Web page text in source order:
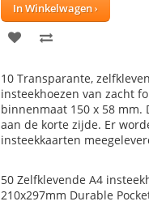
In Winkelwagen
VOEG
AAN
VERLANGLIJST
TE
VERGELIJKEN
10 Transparante,
insteekhoezen van zacht
binnenmaat 150 x 58 mm.
aan de korte zijde. Er
insteekkaarten
50 Zelfklevende A4
210x297mm Durable